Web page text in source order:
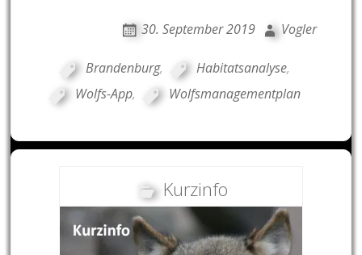
30. September 2019 Vogler
Brandenburg, Habitatsanalyse,
Wolfs-App, Wolfsmanagementplan
Kurzinfo